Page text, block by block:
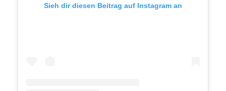
Sieh dir diesen Beitrag auf Instagram an